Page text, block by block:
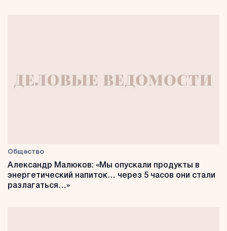
Общество
Александр Малюков: «Мы опускали продукты в
энергетический напиток… через 5 часов они стали
разлагаться…»